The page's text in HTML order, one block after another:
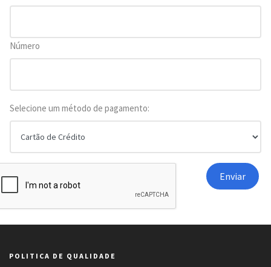
Número
Selecione um método de pagamento:
POLITICA DE QUALIDADE